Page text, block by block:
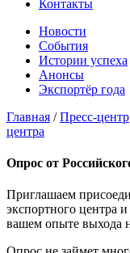
Контакты
Новости
События
Истории успеха
Анонсы
Экспортёр года
Главная /Пресс-центр
центра
Опрос от
Приглашаем
экспортного центра
вашем опыте выхода